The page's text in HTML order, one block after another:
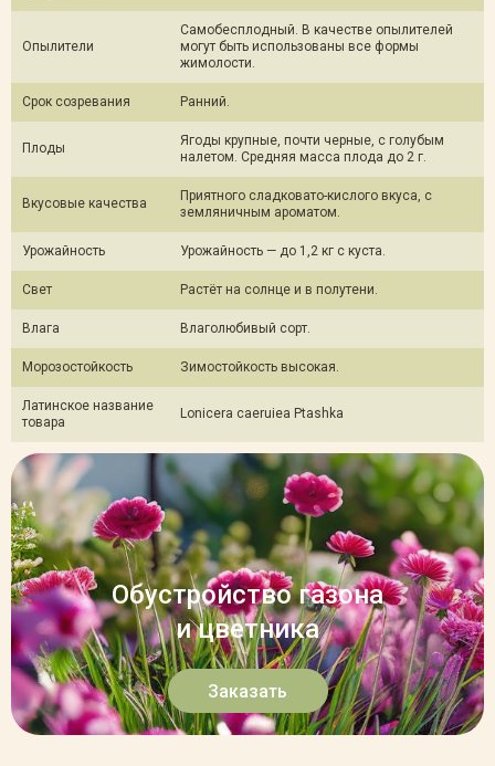
Опылители
Самобесплодный. В качестве опылителей
могут быть использованы все формы
жимолости.
Срок созревания Ранний.
Плоды
Ягоды крупные, почти черные, с голубым
налетом. Средняя масса плода до 2 г.
Вкусовые качества
Приятного сладковато-кислого вкуса, с
земляничным ароматом.
Урожайность Урожайность — до 1,2 кг с куста.
Свет Растёт на солнце и в полутени.
Влага Влаголюбивый сорт.
Морозостойкость Зимостойкость высокая.
Латинское название
товара
Lonicera caeruiea Ptashka
Обустройство газона
и цветника
Заказать